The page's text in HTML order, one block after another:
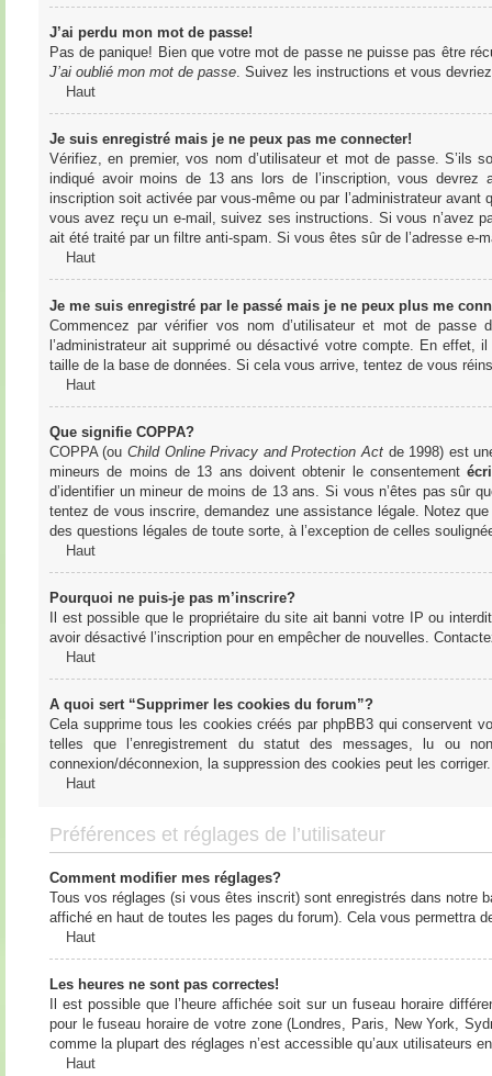
J’ai perdu mon mot de passe!
Pas de panique! Bien que votre mot de passe ne puisse pas être
J’ai oublié mon mot de passe. Suivez les instructions et vous
Haut
Je suis enregistré mais je ne peux pas me connecter!
Vérifiez, en premier, vos nom d’utilisateur et mot de passe.
indiqué avoir moins de 13 ans lors de l’inscription, vous
inscription soit activée par vous-même ou par l’administrateur
vous avez reçu un e-mail, suivez ses instructions. Si vous n’avez
ait été traité par un filtre anti-spam. Si vous êtes sûr de l’adresse e-
Haut
Je me suis enregistré par le passé mais je ne peux plus me
Commencez par vérifier vos nom d’utilisateur et mot de
l’administrateur ait supprimé ou désactivé votre compte. En effet,
taille de la base de données. Si cela vous arrive, tentez de vous
Haut
Que signifie COPPA?
COPPA (ouChild Online Privacy and Protection Act de 1998) est
mineurs de moins de 13 ans doivent obtenir le consentement
d’identifier un mineur de moins de 13 ans. Si vous n’êtes pas sûr
tentez de vous inscrire, demandez une assistance légale. Notez
des questions légales de toute sorte, à l’exception de celles
Haut
Pourquoi ne puis-je pas m’inscrire?
Il est possible que le propriétaire du site ait banni votre IP ou
avoir désactivé l’inscription pour en empêcher de nouvelles.
Haut
A quoi sert “Supprimer les cookies du forum”?
Cela supprime tous les cookies créés par phpBB3 qui conservent
telles que l’enregistrement du statut des messages, lu ou
connexion/déconnexion, la suppression des cookies peut les corriger.
Haut
Préférences et réglages de l’utilisateur
Comment modifier mes réglages?
Tous vos réglages (si vous êtes inscrit) sont enregistrés dans notre
affiché en haut de toutes les pages du forum). Cela vous permettra
Haut
Les heures ne sont pas correctes!
Il est possible que l’heure affichée soit sur un fuseau horaire
pour le fuseau horaire de votre zone (Londres, Paris, New York,
comme la plupart des réglages n’est accessible qu’aux utilisateurs
Haut